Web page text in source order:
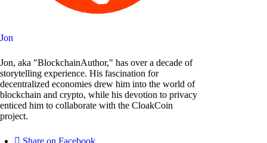
Jon
Jon, aka "BlockchainAuthor," has over a decade of
storytelling experience. His fascination for
decentralized economies drew him into the world of
blockchain and crypto, while his devotion to privacy
enticed him to collaborate with the CloakCoin
project.
Share on Facebook